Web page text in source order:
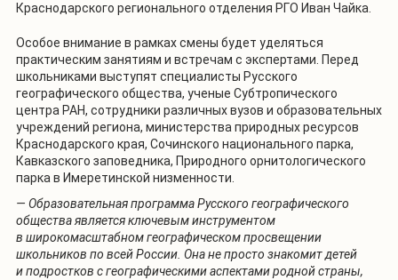
Краснодарского регионального отделения РГО Иван Чайка.
Особое внимание в рамках смены будет уделяться
практическим занятиям и встречам с экспертами. Перед
школьниками выступят специалисты Русского
географического общества, ученые Субтропического
центра РАН, сотрудники различных вузов и образовательных
учреждений региона, министерства природных ресурсов
Краснодарского края, Сочинского национального парка,
Кавказского заповедника, Природного орнитологического
парка в Имеретинской низменности.
— Образовательная программа Русского географического
общества является ключевым инструментом
в широкомасштабном географическом просвещении
школьников по всей России. Она не просто знакомит детей
и подростков с географическими аспектами родной страны,